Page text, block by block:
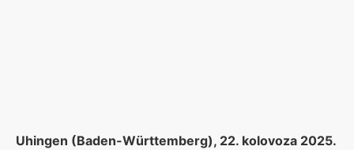
Uhingen (Baden-Württemberg), 22. kolovoza 2025.